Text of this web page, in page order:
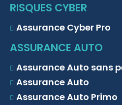
RISQUES CYBER
Assurance Cyber Pro
ASSURANCE AUTO
Assurance Auto sans
Assurance Auto
Assurance Auto Primo